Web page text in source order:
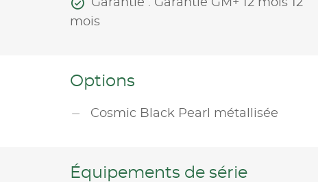
Garantie : Garantie GM+ 12 mois 12
mois
Options
Cosmic Black Pearl métallisée
Équipements de série